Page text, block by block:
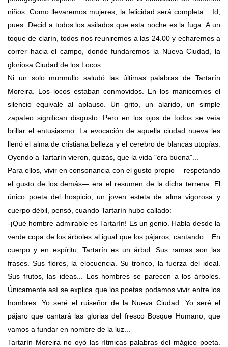
niños. Como llevaremos mujeres, la felicidad será completa... Id,
pues. Decid a todos los asilados que esta noche es la fuga. A un
toque de clarín, todos nos reuniremos a las 24.00 y echaremos a
correr hacia el campo, donde fundaremos la Nueva Ciudad, la
gloriosa Ciudad de los Locos.
Ni un solo murmullo saludó las últimas palabras de Tartarín
Moreira. Los locos estaban conmovidos. En los manicomios el
silencio equivale al aplauso. Un grito, un alarido, un simple
zapateo significan disgusto. Pero en los ojos de todos se veía
brillar el entusiasmo. La evocación de aquella ciudad nueva les
llenó el alma de cristiana belleza y el cerebro de blancas utopías.
Oyendo a Tartarín vieron, quizás, que la vida "era buena"...
Para ellos, vivir en consonancia con el gusto propio —respetando
el gusto de los demás— era el resumen de la dicha terrena. El
único poeta del hospicio, un joven esteta de alma vigorosa y
cuerpo débil, pensó, cuando Tartarín hubo callado:
-¡Qué hombre admirable es Tartarín! Es un genio. Habla desde la
verde copa de los árboles al igual que los pájaros, cantando... En
cuerpo y en espíritu, Tartarín es un árbol. Sus ramas son las
frases. Sus flores, la elocuencia. Su tronco, la fuerza del ideal.
Sus frutos, las ideas... Los hombres se parecen a los árboles.
Únicamente así se explica que los poetas podamos vivir entre los
hombres. Yo seré el ruiseñor de la Nueva Ciudad. Yo seré el
pájaro que cantará las glorias del fresco Bosque Humano, que
vamos a fundar en nombre de la luz...
Tartarín Moreira no oyó las rítmicas palabras del mágico poeta.